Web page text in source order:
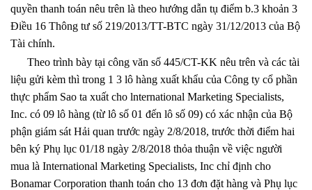
quyền thanh toán nêu trên là theo hướng dẫn tụ điểm b.3 khoản 3
Điều 16 Thông tư số 219/2013/TT-BTC ngày 31/12/2013 của Bộ
Tài chính.
Theo trình bày tại công văn số 445/CT-KK nêu trên và các tài
liệu gửi kèm thì trong 1 3 lô hàng xuất khẩu của Công ty cổ phần
thực phẩm Sao ta xuất cho lnternational Marketing Specialists,
Inc. có 09 lô hàng (từ lô số 01 đến lô số 09) có xác nhận của Bộ
phận giám sát Hải quan trước ngày 2/8/2018, trước thời điểm hai
bên ký Phụ lục 01/18 ngày 2/8/2018 thỏa thuận về việc người
mua là International Marketing Specialists, Inc chỉ định cho
Bonamar Corporation thanh toán cho 13 đơn đặt hàng và Phụ lục